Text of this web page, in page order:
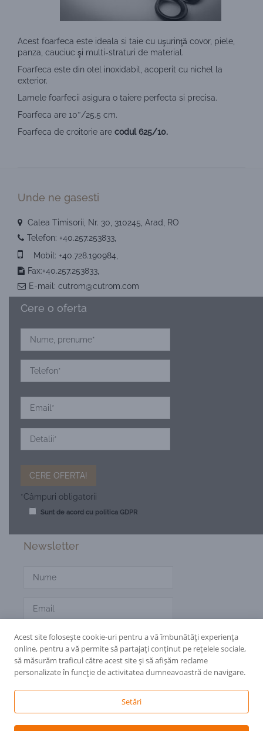
Acest foarfeca este ideala si taie cu uşurinţă covor, piele,
panza, cauciuc şi multi-straturi de material.
Foarfeca este din otel inoxidabil, acoperit cu nichel la
exterior.
Lamele foarfecii asigura o taiere perfecta si precisa.
Foarfeca are 10″/25.5 cm.
Foarfeca de croitorie are codul 625/10.
Unde ne gasesti
Calea Timisorii, Nr. 30, 310245, Arad, RO
Telefon: +40.257.253833
Mobil: +40.728.190984
Fax:+40.257.253833,
E-mail: cutrom@cutrom.com
Cere o oferta
*Câmpuri obligatorii
Sunt de acord cu politica GDPR
Newsletter
CItește politica de confidențialitateaici.
© 2002-2026 Foarfeci.
Acest site folosește cookie-uri pentru a vă îmbunătăți experiența
online, pentru a vă permite să partajați conținut pe rețelele sociale,
să măsurăm traficul către acest site și să afișăm reclame
personalizate în funcție de activitatea dumneavoastră de navigare.
Setări